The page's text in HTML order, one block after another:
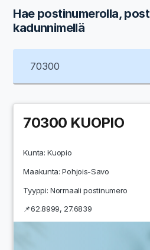
Hae postinumerolla,
kadunnimellä
70300 KUOPIO
Kunta:Kuopio
Maakunta:Pohjois-Savo
Tyyppi: Normaali postinumero
📌62.8999,27.6839